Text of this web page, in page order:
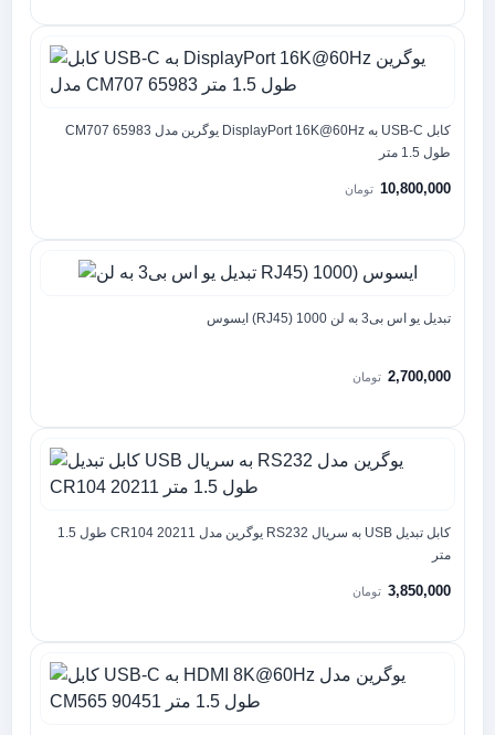
کابل USB-C به DisplayPort 16K@60Hz یوگرین مدل CM707 65983
طول 1.5 متر
10,800,000 تومان
تبدیل یو اس بی3 به لن RJ45) 1000) ایسوس
2,700,000 تومان
کابل تبدیل USB به سریال RS232 یوگرین مدل CR104 20211 طول 1.5
متر
3,850,000 تومان